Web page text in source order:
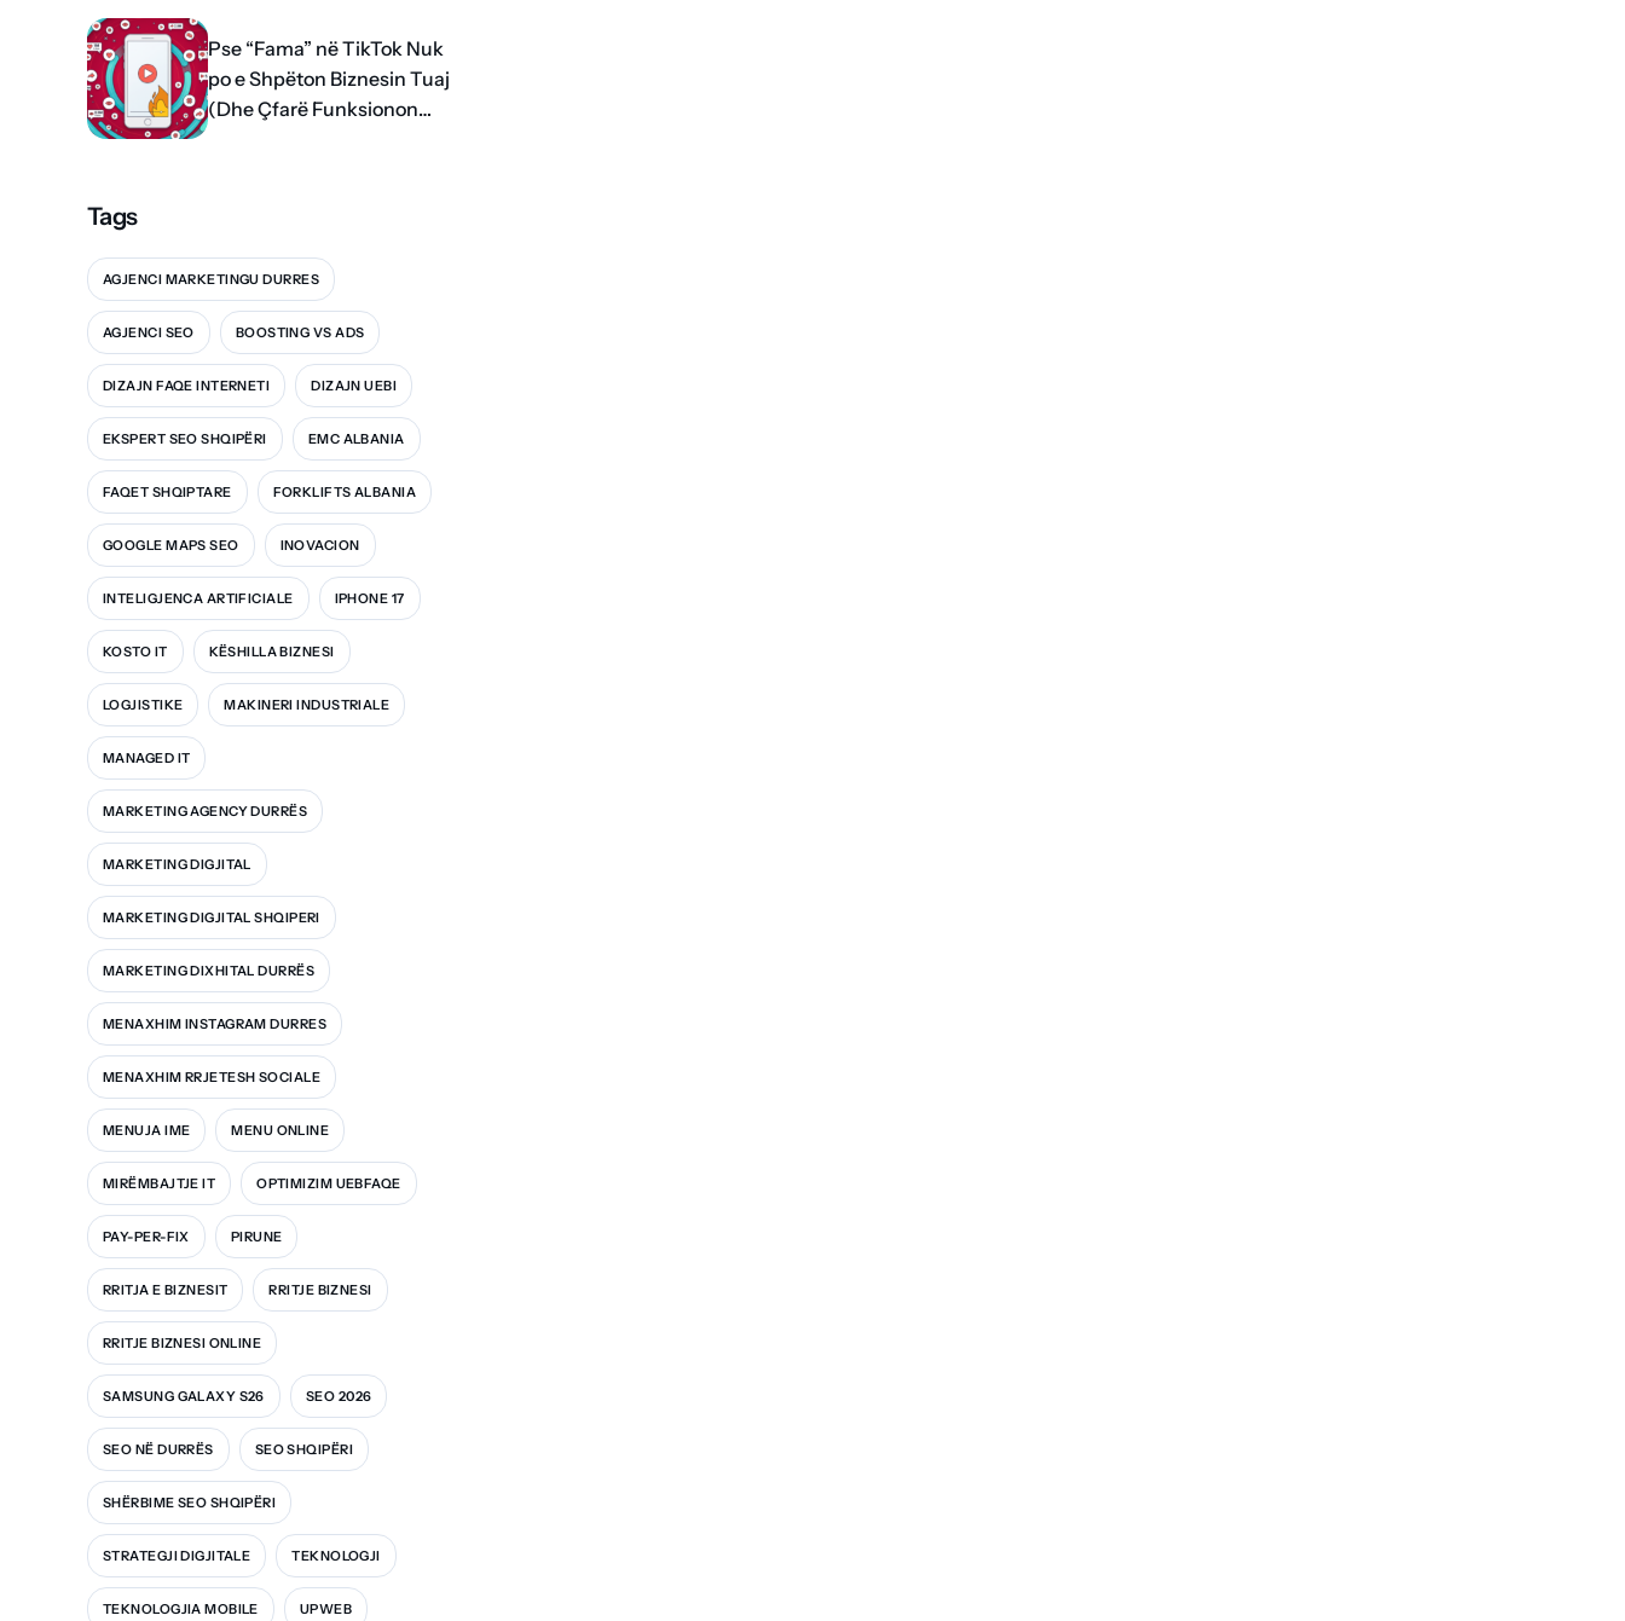
Pse “Fama” në TikTok Nuk
po e Shpëton Biznesin Tuaj
(Dhe Çfarë Funksionon
Tags
AGJENCI MARKETINGU DURRES
AGJENCI SEO BOOSTING VS ADS
DIZAJN FAQE INTERNETI DIZAJN UEBI
EKSPERT SEO SHQIPËRI EMC ALBANIA
FAQET SHQIPTARE FORKLIFTS ALBANIA
GOOGLE MAPS SEO INOVACION
INTELIGJENCA ARTIFICIALE IPHONE 17
KOSTO IT KËSHILLA BIZNESI
LOGJISTIKE MAKINERI INDUSTRIALE
MANAGED IT
MARKETING AGENCY DURRËS
MARKETING DIGJITAL
MARKETING DIGJITAL SHQIPERI
MARKETING DIXHITAL DURRËS
MENAXHIM INSTAGRAM DURRES
MENAXHIM RRJETESH SOCIALE
MENUJA IME MENU ONLINE
MIRËMBAJTJE IT OPTIMIZIM UEBFAQE
PAY-PER-FIX PIRUNE
RRITJA E BIZNESIT RRITJE BIZNESI
RRITJE BIZNESI ONLINE
SAMSUNG GALAXY S26 SEO 2026
SEO NË DURRËS SEO SHQIPËRI
SHËRBIME SEO SHQIPËRI
STRATEGJI DIGJITALE TEKNOLOGJI
TEKNOLOGJIA MOBILE UPWEB